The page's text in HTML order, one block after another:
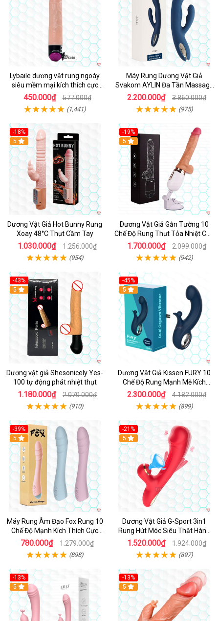
Lybaile dương vật rung ngoáy
siêu mềm mại kích thích cực
mạnh
450.000₫ 577.000₫
(1,441)
Máy Rung Dương Vật Giả
Svakom AYLIN Đa Tần Massage
Sướng
2.200.000₫ 3.860.000₫
(975)
-18%
Hot
5
Dương Vật Giả Hot Bunny Rung
Xoay 48°C Thụt Cầm Tay
1.030.000₫ 1.256.000₫
(954)
-19%
Hot
5
Dương Vật Giả Gắn Tường 10
Chế Độ Rung Thụt Tỏa Nhiệt Cao
Cấp
1.700.000₫ 2.099.000₫
(942)
-43%
5
Dương vật giả Shesonicely Yes-
100 tự động phát nhiệt thụt
1.180.000₫ 2.070.000₫
(910)
-45%
Hot
5
Dương Vật Giả Kissen FURY 10
Chế Độ Rung Mạnh Mẽ Kích
Thích
2.300.000₫ 4.182.000₫
(899)
-39%
Hot
5
Máy Rung Âm Đạo Fox Rung 10
Chế Độ Mạnh Kích Thích Cực
Sướng
780.000₫ 1.279.000₫
(898)
-21%
Hot
5
Dương Vật Giả G-Sport 3in1
Rung Hút Móc Siêu Thật Hàng
Hot
1.520.000₫ 1.924.000₫
(897)
-13%
Hot
5
-13%
Hot
5